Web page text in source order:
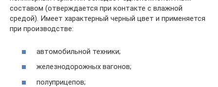
составом (отверждается при контакте с влажной
средой). Имеет характерный черный цвет и применяется
при производстве:
автомобильной техники;
железнодорожных вагонов;
полуприцепов;